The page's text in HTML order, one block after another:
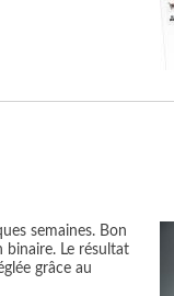
semaines. Bon
Le résultat
grâce au